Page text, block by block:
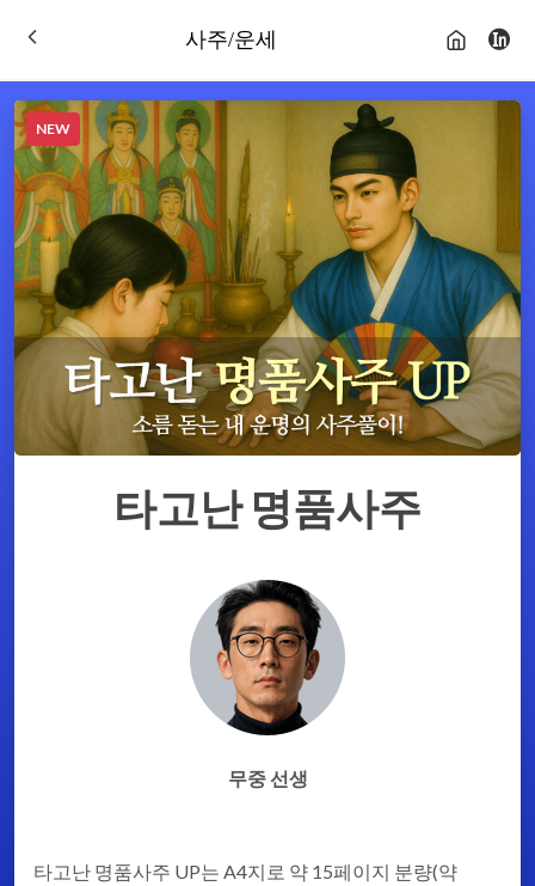
사주/운세
NEW
타고난 명품사주
무중 선생
타고난 명품사주 UP는 A4지로 약 15페이지 분량(약